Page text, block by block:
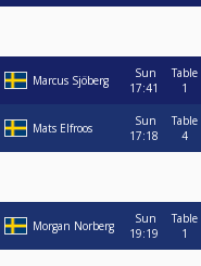
Marcus Sjöberg
Sun
17:41
Table
1
Mats Elfroos
Sun
17:18
Table
4
Morgan Norberg
Sun
19:19
Table
1